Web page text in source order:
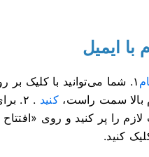
با ایمیل
۱. شما می‌توانید با کلیک بر روی دکمه «
بالا سمت راست، کنید
. ۲.
لازم را پر کنید و روی
کنید.